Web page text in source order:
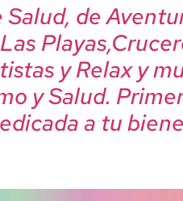
de
y Relax y
y Salud.
a tu